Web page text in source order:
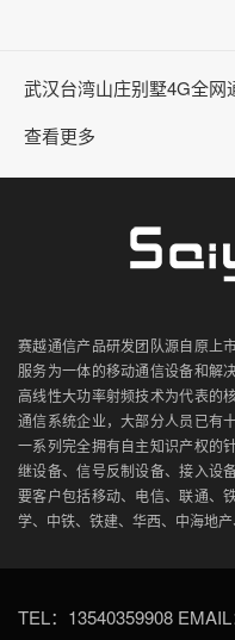
武汉台湾山庄别墅4G全网
查看更多
赛越通信产品研发团队源自原上
服务为一体的移动通信设备和解
高线性大功率射频技术为代表的
通信系统企业，大部分人员已有
一系列完全拥有自主知识产权的
继设备、信号反制设备、接入设
要客户包括移动、电信、联通、
学、中铁、铁建、华西、中海地产
TEL：13540359908